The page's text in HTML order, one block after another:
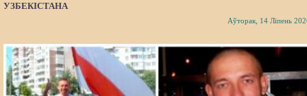
УЗБЕКІСТАНА
Аўторак, 14 Ліпень